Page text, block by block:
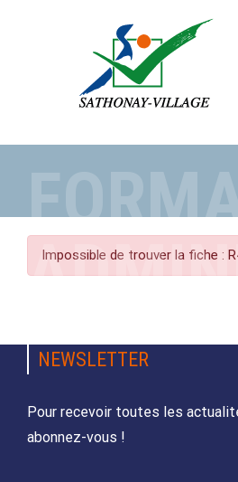
Impossible de trouver la fiche :
NEWSLETTER
Pour recevoir toutes les
abonnez-vous !